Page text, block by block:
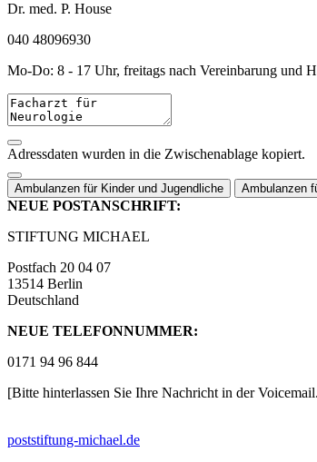
Dr. med. P. House
040 48096930
Mo-Do: 8 - 17 Uhr, freitags nach Vereinbarung und
Adressdaten wurden in die Zwischenablage kopiert.
Ambulanzen für Kinder und Jugendliche Ambulanzen
NEUE POSTANSCHRIFT:
STIFTUNG MICHAEL
Postfach 20 04 07
13514 Berlin
Deutschland
NEUE TELEFONNUMMER:
0171 94 96 844
[Bitte hinterlassen Sie Ihre Nachricht in der
poststiftung-michael.de